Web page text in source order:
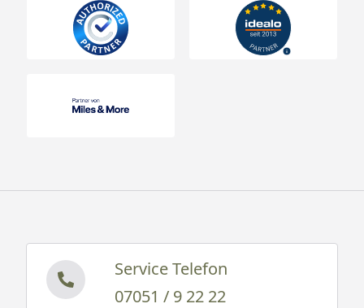
Montageanleitung
Skan Holz Gartenhaus Como 3
Montageanleitung
Für das verwendete Material, die Konstruktion sowie
Lieferumfang enthalten ist. Den genauen
Lieferumfang entnehmen Sie dem Reiter
"Lieferumfang".
Service Telefon
07051 / 9 22 22